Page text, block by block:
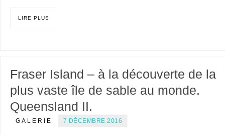
LIRE PLUS
Fraser Island – à la découverte de la
plus vaste île de sable au monde.
Queensland II.
GALERIE 7 DÉCEMBRE 2016